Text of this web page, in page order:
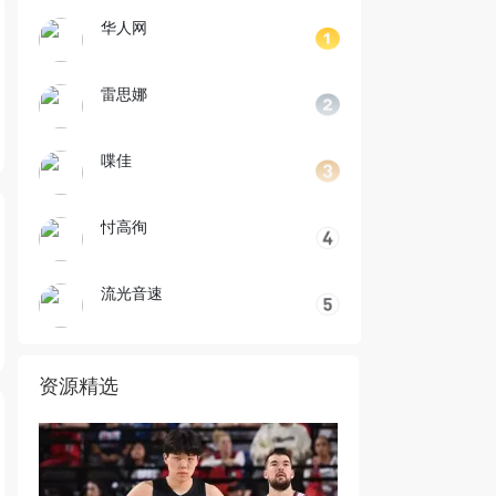
华人网
雷思娜
喋佳
忖高徇
流光音速
资源精选